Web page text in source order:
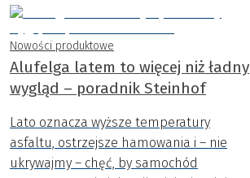
Nowości produktowe
Alufelga latem to więcej niż ładny
wygląd – poradnik Steinhof
Lato oznacza wyższe temperatury
asfaltu, ostrzejsze hamowania i – nie
ukrywajmy – chęć, by samochód